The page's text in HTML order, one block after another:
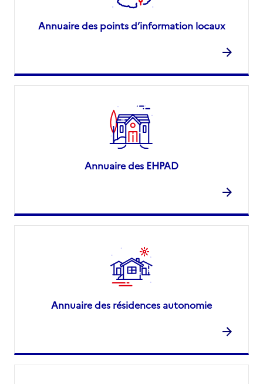
Annuaire des points d’information locaux
Annuaire des EHPAD
Annuaire des résidences autonomie